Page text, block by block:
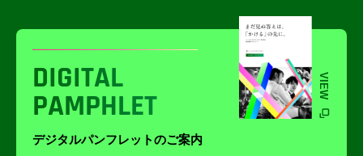
DIGITAL
PAMPHLET
デジタルパンフレットのご案内
VIEW